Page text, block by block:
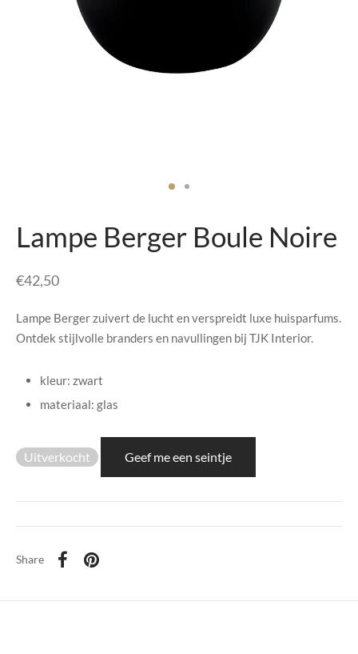
Lampe Berger Boule Noire
€42,50
Lampe Berger zuivert de lucht en verspreidt luxe huisparfums.
Ontdek stijlvolle branders en navullingen bij TJK Interior.
kleur: zwart
materiaal: glas
Uitverkocht Geef me een seintje
Share
Rebul
Collection